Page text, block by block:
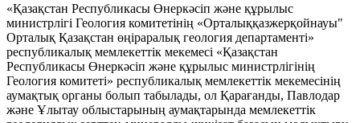
«Қазақстан Республикасы Өнеркәсіп және құрылыс
министрлігі Геология комитетінің «Орталыққазжерқойнауы"
Орталық Қазақстан өңіраралық геология департаменті»
республикалық мемлекеттік мекемесі «Қазақстан
Республикасы Өнеркәсіп және құрылыс министрлігінің
Геология комитеті» республикалық мемлекеттік мекемесінің
аумақтық органы болып табылады, ол Қарағанды, Павлодар
және Ұлытау облыстарының аумақтарында мемлекеттік